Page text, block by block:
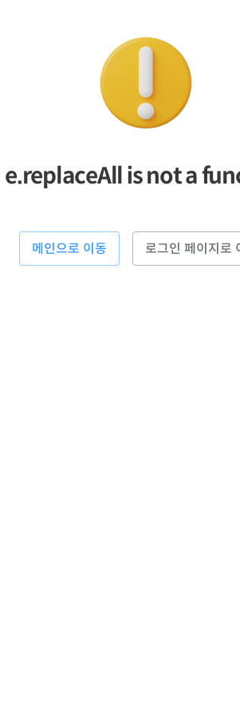
e.replaceAll is not a
메인으로 이동 로그인 페이지로